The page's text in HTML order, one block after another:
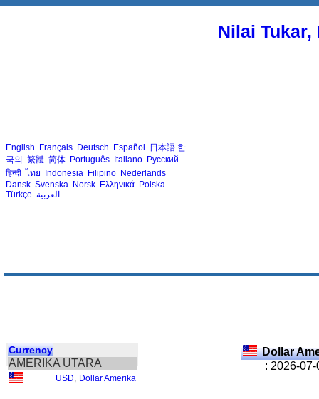
Nilai
English Français Deutsch Español 日本語 한
국의 繁體 简体 Português Italiano Русский
हिन्दी ไทย Indonesia Filipino Nederlands
Dansk Svenska Norsk Ελληνικά Polska
Türkçe العربية
Currency
AMERIKA UTARA
USD Dollar Amerika
Dollar
: 2026-